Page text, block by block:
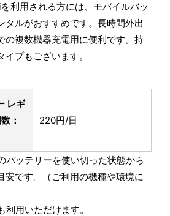
利用される方には、モバイルバッ
タルがおすすめです。長時間外出
の複数機器充電用に便利です。持
プもございます。
レギ
：
220円/日
バッテリーを使い切った状態から
安です。（ご利用の機種や環境に
用いただけます。